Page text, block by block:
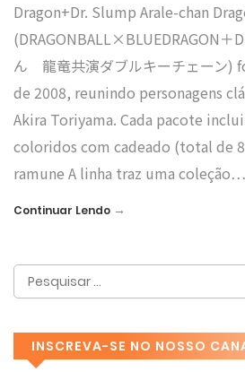
Dragon+Dr. Slump Arale-chan
(DRAGONBALL×BLUEDRAGON＋
ん 龍竜共演ダブルキーチェーン)
de 2008, reunindo personagens
Akira Toriyama. Cada pacote
coloridos com cadeado (total de
ramune A linha traz uma coleção…
Continuar Lendo →
INSCREVA-SE NO NOSSO